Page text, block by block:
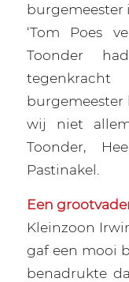
burgemeester
‘Tom Poes
Toonder
burgemeester
wij niet
Toonder,
Pastinakel.
Een
Kleinzoon
gaf een mooi
benadrukte